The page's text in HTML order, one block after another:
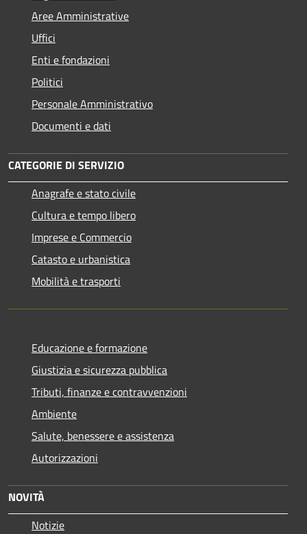
Aree Amministrative
Uffici
Enti e fondazioni
Politici
Personale Amministrativo
Documenti e dati
CATEGORIE DI SERVIZIO
Anagrafe e stato civile
Cultura e tempo libero
Imprese e Commercio
Catasto e urbanistica
Mobilità e trasporti
Educazione e formazione
Giustizia e sicurezza pubblica
Tributi, finanze e contravvenzioni
Ambiente
Salute, benessere e assistenza
Autorizzazioni
NOVITÀ
Notizie